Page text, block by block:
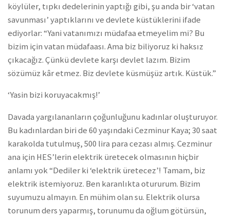
köylüler, tıpkı dedelerinin yaptığı gibi, şu anda bir ‘vatan
savunması’ yaptıklarını ve devlete küstüklerini ifade
ediyorlar: “Yani vatanımızı müdafaa etmeyelim mi? Bu
bizim için vatan müdafaası. Ama biz biliyoruz ki haksız
çıkacağız. Çünkü devlete karşı devlet lazım. Bizim
sözümüz kâr etmez. Biz devlete küsmüşüz artık. Küstük.”
‘Yasin bizi koruyacakmış!’
Davada yargılananların çoğunluğunu kadınlar oluşturuyor.
Bu kadınlardan biri de 60 yaşındaki Cezminur Kaya; 30 saat
karakolda tutulmuş, 500 lira para cezası almış. Cezminur
ana için HES’lerin elektrik üretecek olmasının hiçbir
anlamı yok “Dediler ki ‘elektrik üretecez’! Tamam, biz
elektrik istemiyoruz. Ben karanlıkta otururum. Bizim
suyumuzu almayın. En mühim olan su. Elektrik olursa
torunum ders yaparmış, torunumu da oğlum götürsün,